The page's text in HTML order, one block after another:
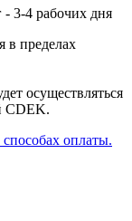
3-4 рабочих дня
в пределах
осуществляться
CDEK.
оплаты.